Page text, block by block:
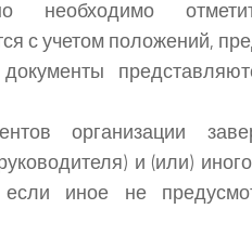
необходимо
с учетом положений,
организации
и (или)
если иное не